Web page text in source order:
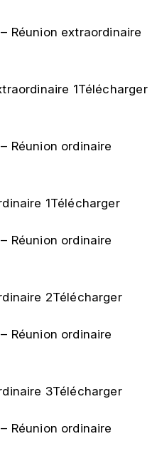
Réunion extraordinaire
1Télécharger
Réunion ordinaire
1Télécharger
Réunion ordinaire
2Télécharger
Réunion ordinaire
3Télécharger
Réunion ordinaire